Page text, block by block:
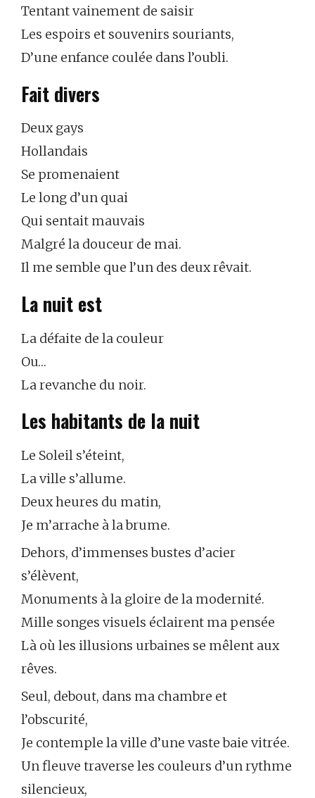
Tentant vainement de saisir
Les espoirs et souvenirs souriants,
D’une enfance coulée dans l’oubli.
Fait divers
Deux gays
Hollandais
Se promenaient
Le long d’un quai
Qui sentait mauvais
Malgré la douceur de mai.
Il me semble que l’un des deux rêvait.
La nuit est
La défaite de la couleur
Ou…
La revanche du noir.
Les habitants de la nuit
Le Soleil s’éteint,
La ville s’allume.
Deux heures du matin,
Je m’arrache à la brume.
Dehors, d’immenses bustes d’acier
s’élèvent,
Monuments à la gloire de la modernité.
Mille songes visuels éclairent ma pensée
Là où les illusions urbaines se mêlent aux
rêves.
Seul, debout, dans ma chambre et
l’obscurité,
Je contemple la ville d’une vaste baie vitrée.
Un fleuve traverse les couleurs d’un rythme
silencieux,